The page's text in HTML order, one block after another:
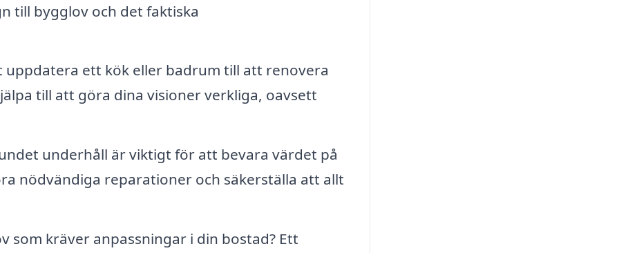
till bygglov och det faktiska
uppdatera ett kök eller badrum till att renovera
till att göra dina visioner verkliga, oavsett
underhåll är viktigt för att bevara värdet på
nödvändiga reparationer och säkerställa att allt
som kräver anpassningar i din bostad? Ett